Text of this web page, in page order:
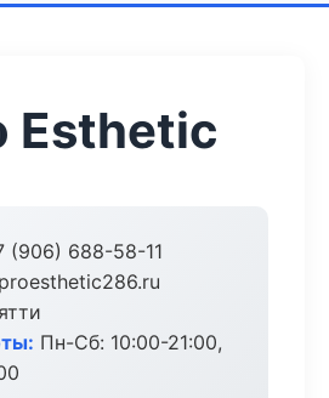
Esthetic
(906) 688-58-11
Пн-Сб: 10:00-21:00,